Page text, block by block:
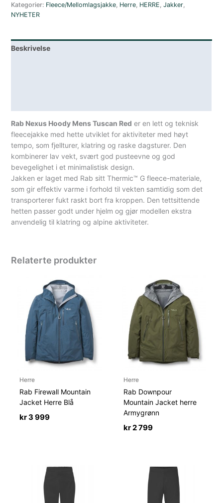
med
hette
Rust
Rød
Kategorier: Fleece/Mellomlagsjakke, Herre, HERRE,Jakker,
NYHETER
Beskrivelse
Rab Nexus Hoody Mens Tuscan Red er en lett og teknisk
fleecejakke med hette utviklet for aktiviteter med høyt
tempo, som fjellturer, klatring og raske dagsturer. Den
kombinerer lav vekt, svært god pusteevne og god
bevegelighet i et minimalistisk design.
Jakken er laget med Rab sitt Thermic™ G fleece-materiale,
som gir effektiv varme i forhold til vekten samtidig som det
transporterer fukt raskt bort fra kroppen. Den tettsittende
hetten passer godt under hjelm og gjør modellen ekstra
anvendelig til klatring og alpine aktiviteter.
Relaterte produkter
Herre
Rab Firewall Mountain
Jacket Herre Blå
kr3 999
Herre
Rab Downpour
Mountain Jacket herre
Armygrønn
kr2 799